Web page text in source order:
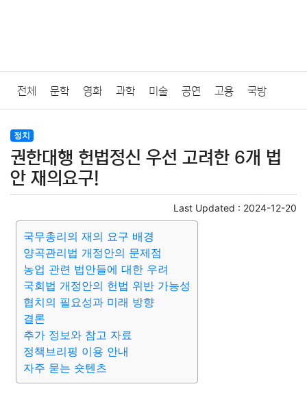
전체 문학 영화 과학 미술 공연 고용 국방
법률
질병 가요 방송 일상 주식 암호화폐 블록체인
미용 증권 인테리어
요리 상품리뷰 원예 금융
대출 자동차 취미 여행 맛집
종교
부동산 외국어 교육
정치
권한대행 헌법정신 우선 고려한 6개 법
안 재의요구!
Last Updated : 2024-12-20
국무총리의 재의 요구 배경
양곡관리법 개정안의 문제점
농업 관련 법안들에 대한 우려
국회법 개정안의 헌법 위반 가능성
협치의 필요성과 미래 방향
결론
추가 정보와 참고 자료
정책브리핑 이용 안내
자주 묻는 숏텐츠